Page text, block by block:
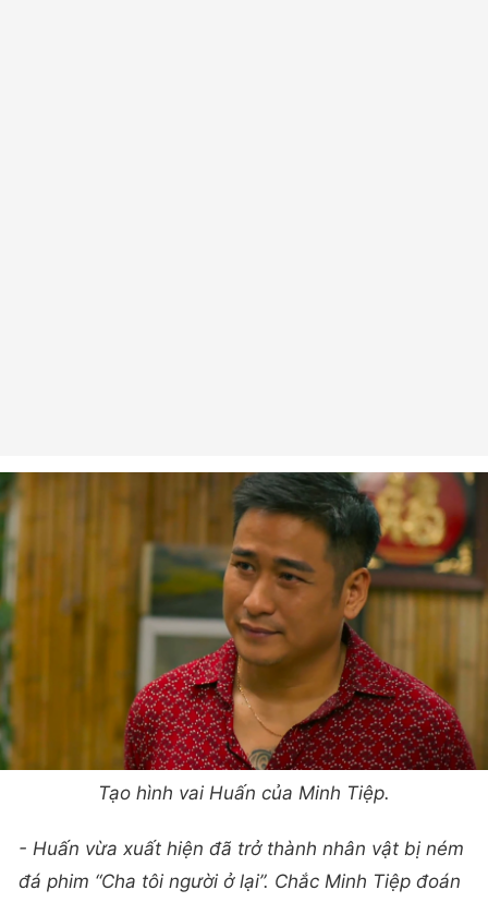
Tạo hình vai Huấn của Minh Tiệp.
- Huấn vừa xuất hiện đã trở thành nhân vật bị ném
đá phim “Cha tôi người ở lại”. Chắc Minh Tiệp đoán